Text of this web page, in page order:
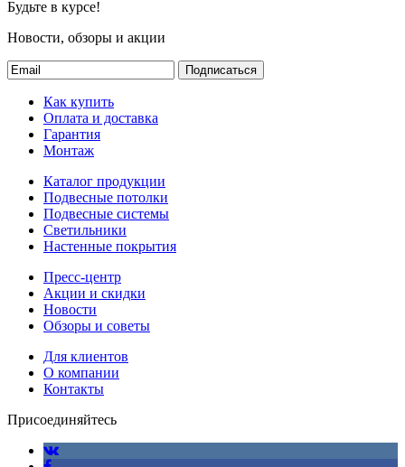
Будьте в курсе!
Новости, обзоры и акции
Подписаться
Как купить
Оплата и доставка
Гарантия
Монтаж
Каталог продукции
Подвесные потолки
Подвесные системы
Светильники
Настенные покрытия
Пресс-центр
Акции и скидки
Новости
Обзоры и советы
Для клиентов
О компании
Контакты
Присоединяйтесь